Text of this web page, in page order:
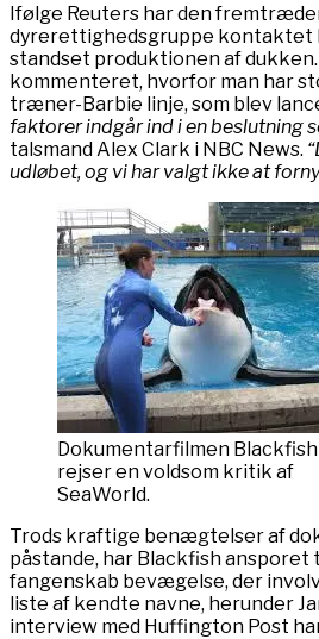
Ifølge Reuters har den
dyrerettighedsgruppe kontaktet
standset produktionen af
kommenteret, hvorfor man har
træner-Barbie linje, som blev
faktorer indgår ind i en beslutning
talsmand Alex Clark i NBC News.
udløbet, og vi har valgt ikke at forny
Dokumentarfilmen Blackfish
rejser en voldsom kritik af
SeaWorld.
Trods kraftige benægtelser af
påstande, har Blackfish
fangenskab bevægelse, der
liste af kendte navne, herunder
interview med Huffington Post